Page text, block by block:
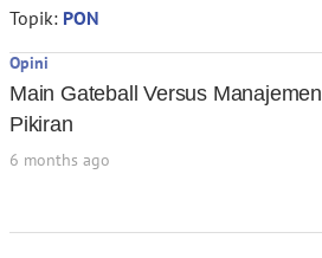
Topik: PON
Opini
Main Gateball Versus Manajemen
Pikiran
6 months ago